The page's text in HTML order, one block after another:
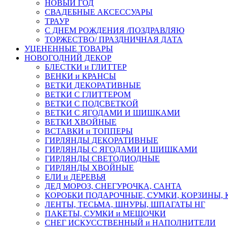
НОВЫЙ ГОД
СВАДЕБНЫЕ АКСЕССУАРЫ
ТРАУР
С ДНЕМ РОЖДЕНИЯ /ПОЗДРАВЛЯЮ
ТОРЖЕСТВО/ ПРАЗДНИЧНАЯ ДАТА
УЦЕНЕННЫЕ ТОВАРЫ
НОВОГОДНИЙ ДЕКОР
БЛЕСТКИ и ГЛИТТЕР
ВЕНКИ и КРАНСЫ
ВЕТКИ ДЕКОРАТИВНЫЕ
ВЕТКИ С ГЛИТТЕРОМ
ВЕТКИ С ПОДСВЕТКОЙ
ВЕТКИ С ЯГОДАМИ И ШИШКАМИ
ВЕТКИ ХВОЙНЫЕ
ВСТАВКИ и ТОППЕРЫ
ГИРЛЯНДЫ ДЕКОРАТИВНЫЕ
ГИРЛЯНДЫ С ЯГОДАМИ И ШИШКАМИ
ГИРЛЯНДЫ СВЕТОДИОДНЫЕ
ГИРЛЯНДЫ ХВОЙНЫЕ
ЕЛИ и ДЕРЕВЬЯ
ДЕД МОРОЗ, СНЕГУРОЧКА, САНТА
КОРОБКИ ПОДАРОЧНЫЕ, СУМКИ,
ЛЕНТЫ, ТЕСЬМА, ШНУРЫ, ШПАГАТЫ НГ
ПАКЕТЫ, СУМКИ и МЕШОЧКИ
СНЕГ ИСКУССТВЕННЫЙ и НАПОЛНИТЕЛИ